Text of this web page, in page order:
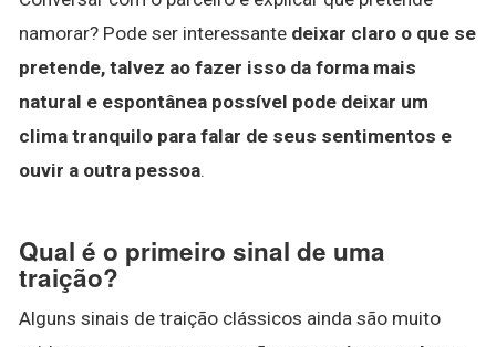
namorar? Pode ser interessante deixar claro o que se
pretende, talvez ao fazer isso da forma mais
natural e espontânea possível pode deixar um
clima tranquilo para falar de seus sentimentos e
ouvir a outra pessoa.
Qual é o primeiro sinal de uma
traição?
Alguns sinais de traição clássicos ainda são muito